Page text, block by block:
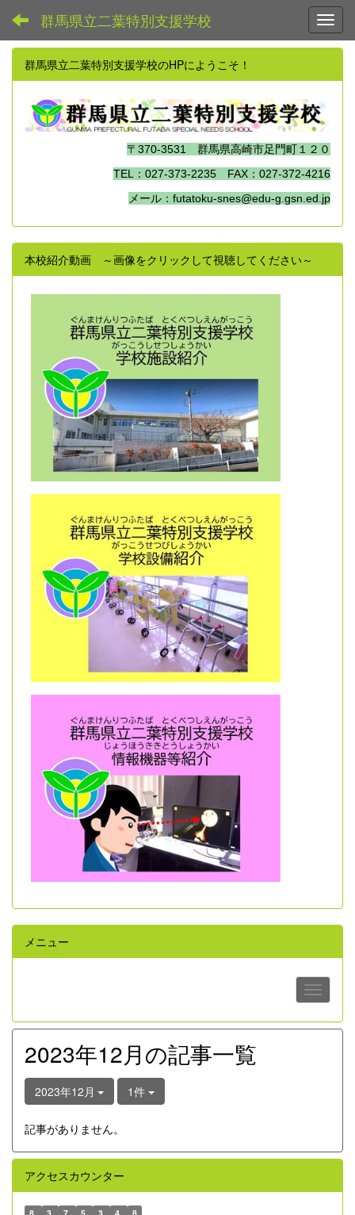
群馬県立二葉特別支援学校
群馬県立二葉特別支援学校のHPにようこそ！
〒370-3531 群馬県高崎市足門町１２０
TEL：027-373-2235 FAX：027-372-4216
メール：futatoku-snes@edu-g.gsn.ed.jp
本校紹介動画 ～画像をクリックして視聴してください～
メニュー
2023年12月の記事一覧
2023年12月 1件
記事がありません。
アクセスカウンター